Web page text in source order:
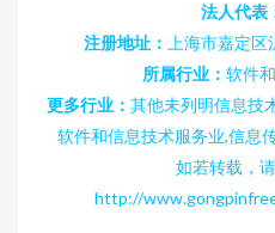
法人代表
注册地址：
上海市嘉定
所属行业： 软件
更多行业： 其他未列明信息技
软件和信息技术服务业,信息
如若转载，
http://